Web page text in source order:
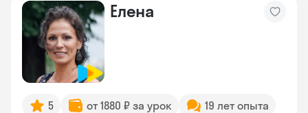
Елена
5 от 1880 ₽ за урок
19 лет опыта